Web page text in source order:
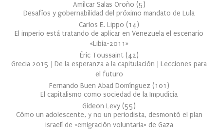
Amílcar Salas Oroño (5)
Desafíos y gobernabilidad del próximo mandato de Lula
Carlos E. Lippo (14)
El imperio está tratando de aplicar en Venezuela el escenario
«Libia-2011»
Éric Toussaint (42)
Grecia 2015 | De la esperanza a la capitulación | Lecciones para
el futuro
Fernando Buen Abad Domínguez (101 )
El capitalismo como sociedad de la Impudicia
Gideon Levy (55)
Cómo un adolescente, y no un periodista, desmontó el plan
israelí de «emigración voluntaria» de Gaza